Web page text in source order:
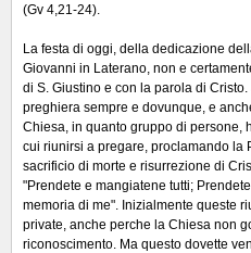
(Gv 4,21-24).
La festa di oggi, della dedicazione
Giovanni in Laterano, non e
di S. Giustino e con la parola di
preghiera sempre e dovunque, e
Chiesa, in quanto gruppo di persone,
cui riunirsi a pregare, proclamando la
sacrificio di morte e risurrezione di
"Prendete e mangiatene tutti;
memoria di me". Inizialmente queste
private, anche perche la Chiesa non
riconoscimento. Ma questo dovette